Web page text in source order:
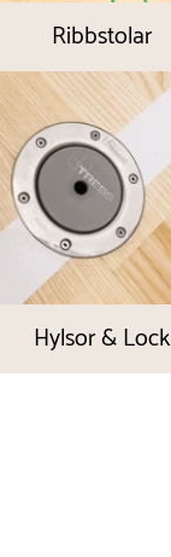
Ribbstolar
Hylsor & Lock